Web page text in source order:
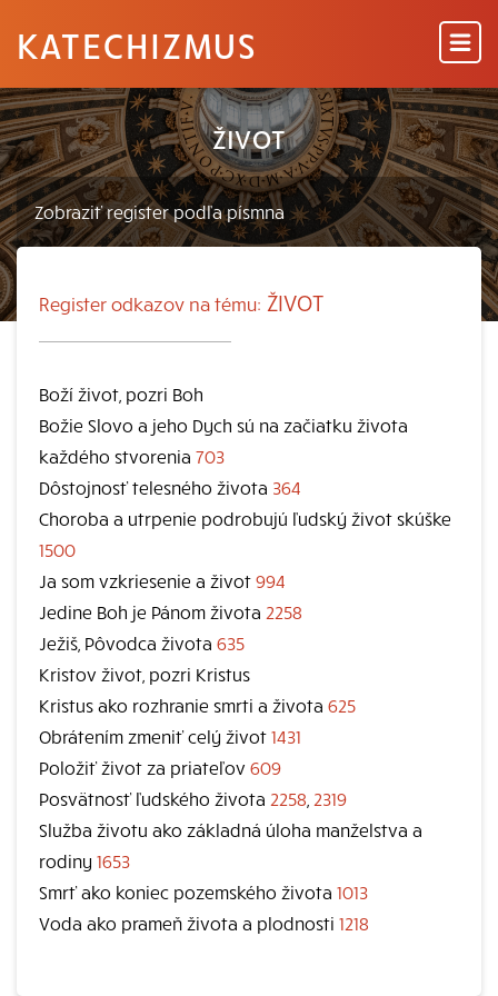
KATECHIZMUS
ŽIVOT
Register odkazov na tému: ŽIVOT
Boží život, pozri Boh
Božie Slovo a jeho Dych sú na začiatku života
každého stvorenia 703
Dôstojnosť telesného života 364
Choroba a utrpenie podrobujú ľudský život skúške
1500
Ja som vzkriesenie a život 994
Jedine Boh je Pánom života 2258
Ježiš, Pôvodca života 635
Kristov život, pozri Kristus
Kristus ako rozhranie smrti a života 625
Obrátením zmeniť celý život 1431
Položiť život za priateľov 609
Posvätnosť ľudského života 2258 2319
Služba životu ako základná úloha manželstva a
rodiny 1653
Smrť ako koniec pozemského života 1013
Voda ako prameň života a plodnosti 1218